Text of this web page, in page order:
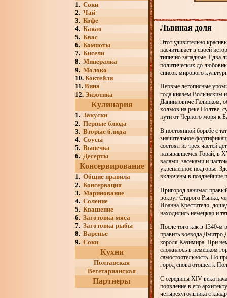
1. Соки
2. Чай
3. Кофе
4. Какао
5. Квас
6. Компоты
7. Кисели
8. Минералка
9. Молоко
10. Коктейли
11. Вина
12. Экзотика
Кулинария
1. Закуски
2. Первые блюда
3. Вторые блюда
4. Соусы
5. Выпечка
6. Десерты
Консервирование
1. Общие правила
2. Консервация
3. Маринование
4. Соление
5. Квашение
6. Заготовка мяса
7. Заготовка рыбы
8. Варенье
9. Соки
Кухни
Полтавская
Вегетарианская
Партнеры
Львиная доля
Этот удивительно
насчитывает в своей
типично западные. Едва
политических до
список мирового
Первые летописные
года князем Волынским
Данииловиче Галицком,
холмов на реке Полтве,
пути от Черного моря к
В постоянной борьбе с
значительное
состоял из трех частей
называвшемся Горай, в
валами, засеками и
укрепленное подгорье.
включены в позднейшие
Пригород занимал
вокруг Старого Рынка,
Иоанна Крестителя,
находились немецкая и
После того как в 1340-м
править воевода Дмитро
короля Казимира. При
сложилось в немецком
самостоятельность. По
город снова отошел к
С середины XIV века
появление в его
четырехугольника с